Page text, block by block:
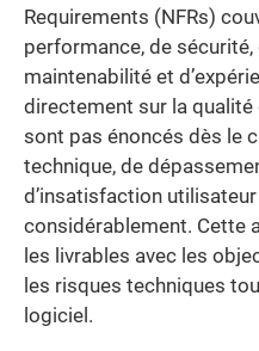
Requirements (NFRs)
performance, de
maintenabilité et
directement sur la
sont pas énoncés dès le
technique, de
d’insatisfaction
considérablement. Cette
les livrables avec les
les risques techniques
logiciel.